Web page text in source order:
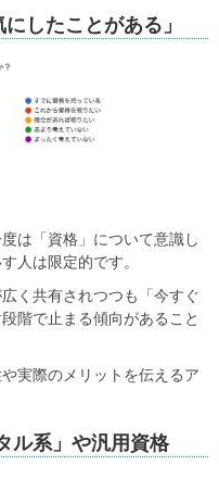
したことがある」
は「資格」について意識し
人は限定的です。
く共有されつつも「今すぐ
階で止まる傾向があること
実際のメリットを伝えるア
ル系」や汎用資格